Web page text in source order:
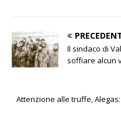
Il sindaco di
soffiare alcun
Attenzione alle truffe,